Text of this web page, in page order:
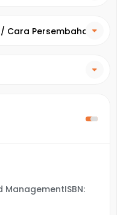
Cara Persembahan